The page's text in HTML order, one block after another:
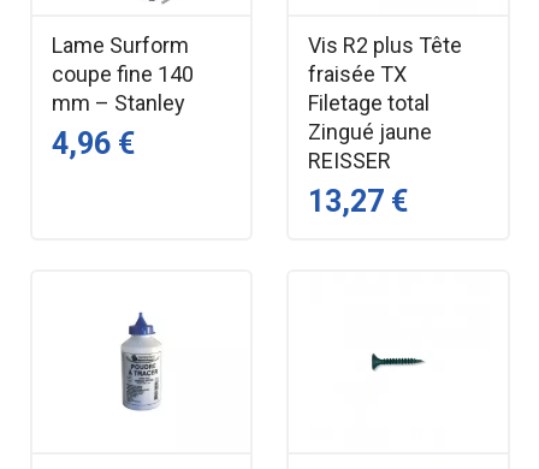
Lame Surform
coupe fine 140
mm – Stanley
4,96 €
Vis R2 plus Tête
fraisée TX
Filetage total
Zingué jaune
REISSER
13,27 €